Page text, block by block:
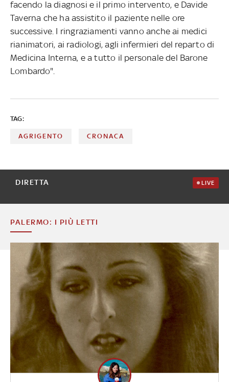
facendo la diagnosi e il primo intervento, e Davide
Taverna che ha assistito il paziente nelle ore
successive. I ringraziamenti vanno anche ai medici
rianimatori, ai radiologi, agli infermieri del reparto di
Medicina Interna, e a tutto il personale del Barone
Lombardo".
TAG:
AGRIGENTO CRONACA
DIRETTA LIVE
PALERMO: I PIÙ LETTI